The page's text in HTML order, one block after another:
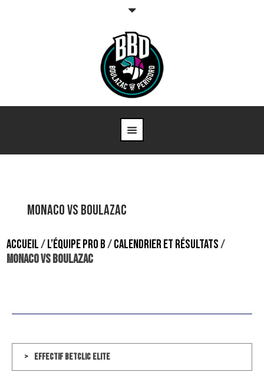
Monaco vs Boulazac
ACCUEIL/L’ÉQUIPE PRO B/CALENDRIER ET RÉSULTATS/
MONACO VS BOULAZAC
Effectif Betclic Elite